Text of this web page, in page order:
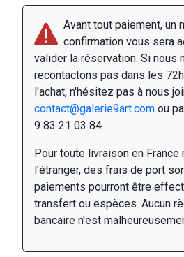
Avant tout paiement, un
confirmation vous sera
valider la réservation. Si nous
recontactons pas dans les
l'achat, n'hésitez pas à nous
contact@galerie9art.com ou
9 83 21 03 84.
Pour toute livraison en
l'étranger, des frais de port
paiements pourront être
transfert ou espèces. Aucun
bancaire n'est